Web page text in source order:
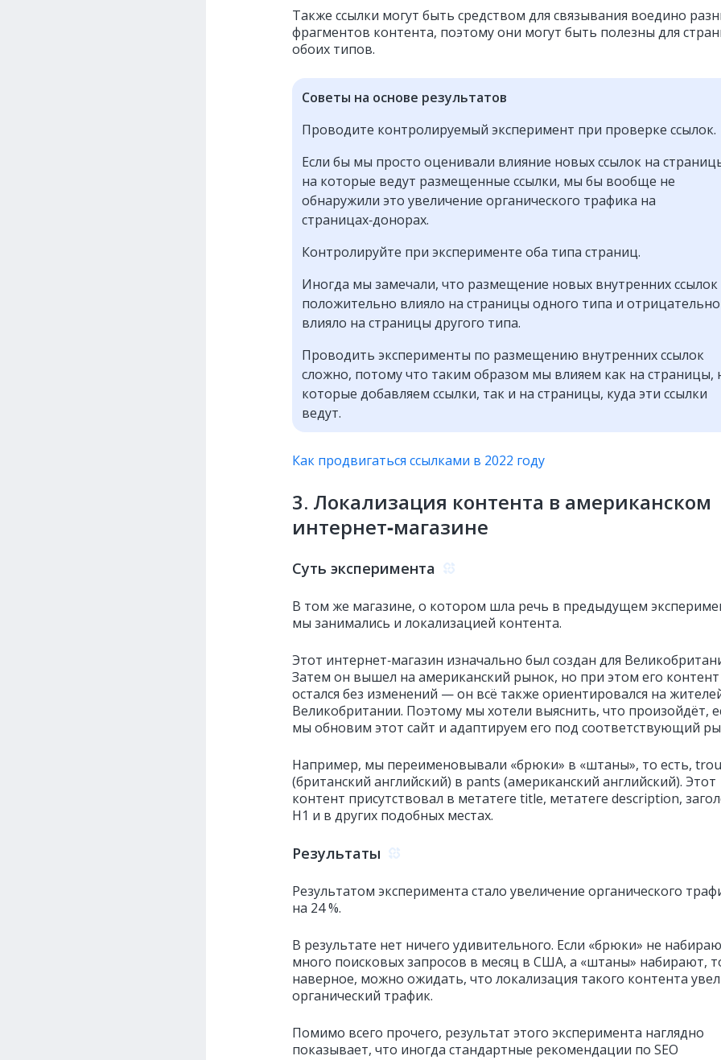
Также ссылки могут быть средством для связывания воедино
фрагментов контента, поэтому они могут быть полезны для
обоих типов.
Советы на основе результатов
Проводите контролируемый эксперимент при проверке ссылок.
Если бы мы просто оценивали влияние новых ссылок на
на которые ведут размещенные ссылки, мы бы вообще не
обнаружили это увеличение органического трафика на
страницах‑донорах.
Контролируйте при эксперименте оба типа страниц.
Иногда мы замечали, что размещение новых внутренних ссылок
положительно влияло на страницы одного типа и отрицательно
влияло на страницы другого типа.
Проводить эксперименты по размещению внутренних ссылок
сложно, потому что таким образом мы влияем как на страницы,
которые добавляем ссылки, так и на страницы, куда эти ссылки
ведут.
Как продвигаться ссылками в 2022 году
3. Локализация контента в американском
интернет‑магазине
Суть эксперимента
В том же магазине, о котором шла речь в предыдущем
мы занимались и локализацией контента.
Этот интернет‑магазин изначально был создан для
Затем он вышел на американский рынок, но при этом его контент
остался без изменений — он всё также ориентировался на
Великобритании. Поэтому мы хотели выяснить, что произойдёт,
мы обновим этот сайт и адаптируем его под соответствующий
Например, мы переименовывали «брюки» в «штаны», то есть,
(британский английский) в pants (американский английский). Этот
контент присутствовал в метатеге title, метатеге description,
H1 и в других подобных местах.
Результаты
Результатом эксперимента стало увеличение органического
на 24 %.
В результате нет ничего удивительного. Если «брюки» не
много поисковых запросов в месяц в США, а «штаны» набирают,
наверное, можно ожидать, что локализация такого контента
органический трафик.
Помимо всего прочего, результат этого эксперимента наглядно
показывает, что иногда стандартные рекомендации по SEO